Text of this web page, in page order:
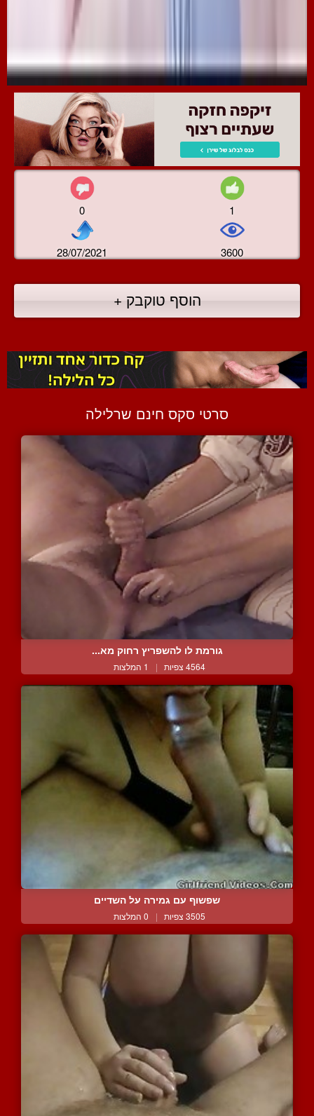
0 1
28/07/2021 3600
הוסף טוקבק +
סרטי סקס חינם שרלילה
גורמת לו להשפריץ רחוק מא...
4564 צפיות | 1 המלצות
שפשוף עם גמירה על השדיים
3505 צפיות | 0 המלצות